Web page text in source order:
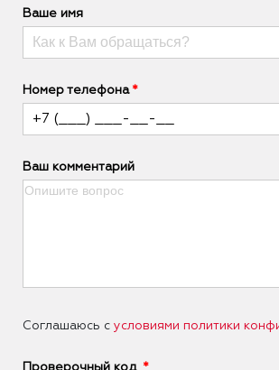
Ваше имя
Номер телефона
Ваш комментарий
Соглашаюсь с условиями политики
Проверочный код